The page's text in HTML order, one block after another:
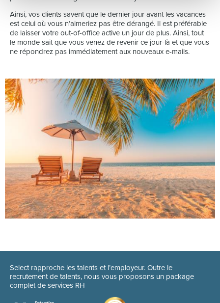
Ainsi, vos clients savent que le dernier jour avant les vacances
est celui où vous n’aimeriez pas être dérangé. Il est préférable
de laisser votre out-of-office active un jour de plus. Ainsi, tout
le monde sait que vous venez de revenir ce jour-là et que vous
ne répondrez pas immédiatement aux nouveaux e-mails.
Select rapproche les talents et l’employeur. Outre le
recrutement de talents, nous vous proposons un package
complet de services RH